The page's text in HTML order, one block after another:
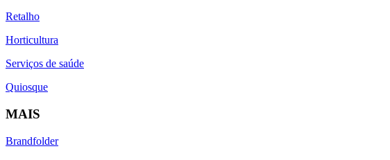
Retalho
Horticultura
Serviços de saúde
Quiosque
MAIS
Brandfolder